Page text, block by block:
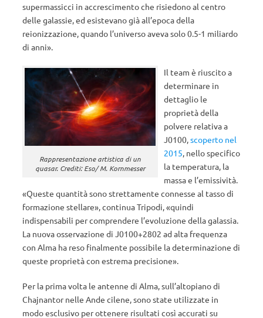
supermassicci in accrescimento che risiedono al centro
delle galassie, ed esistevano già all’epoca della
reionizzazione, quando l’universo aveva solo 0.5-1 miliardo
di anni».
Rappresentazione artistica di un
quasar. Crediti: Eso/ M. Kornmesser
Il team è riuscito a
determinare in
dettaglio le
proprietà della
polvere relativa a
J0100,scoperto nel
2015, nello specifico
la temperatura, la
massa e l’emissività.
«Queste quantità sono strettamente connesse al tasso di
formazione stellare», continua Tripodi, «quindi
indispensabili per comprendere l’evoluzione della galassia.
La nuova osservazione di J0100+2802 ad alta frequenza
con Alma ha reso finalmente possibile la determinazione di
queste proprietà con estrema precisione».
Per la prima volta le antenne di Alma, sull’altopiano di
Chajnantor nelle Ande cilene, sono state utilizzate in
modo esclusivo per ottenere risultati così accurati su